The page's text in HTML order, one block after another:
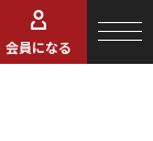
会員になる